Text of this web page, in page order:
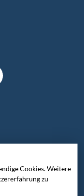
Cookies. Weitere
zu